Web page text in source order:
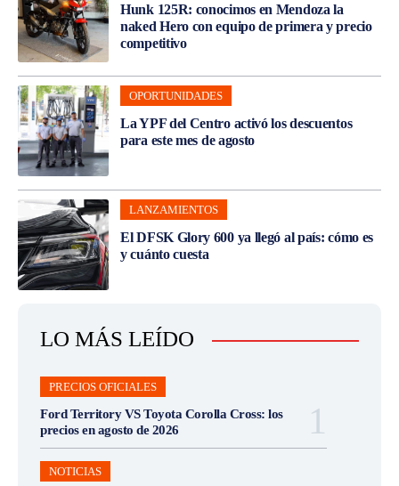
Hunk 125R: conocimos en Mendoza la
naked Hero con equipo de primera y precio
competitivo
OPORTUNIDADES
La YPF del Centro activó los descuentos
para este mes de agosto
LANZAMIENTOS
El DFSK Glory 600 ya llegó al país: cómo es
y cuánto cuesta
LO MÁS LEÍDO
PRECIOS OFICIALES
Ford Territory VS Toyota Corolla Cross: los
precios en agosto de 2026
NOTICIAS